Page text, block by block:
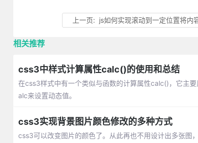
上一页: js如何实现滚动到一定位置将内
相关推荐
css3中样式计算属性calc()的使用和总结
在css3样式中有一个类似与函数的计算属性calc()，它主
alc来设置动态值。
css3实现背景图片颜色修改的多种方式
css3可以改变图片的颜色了。从此再也不用设计出多张图